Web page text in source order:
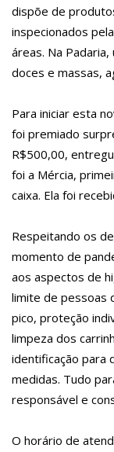
dispõe de
inspecionados
áreas. Na
doces e massas,
Para iniciar esta
foi premiado
R$500,00,
foi a Mércia,
caixa. Ela foi
Respeitando os
momento de
aos aspectos de
limite de pessoas
pico, proteção
limpeza dos
identificação para
medidas. Tudo
responsável e
O horário de